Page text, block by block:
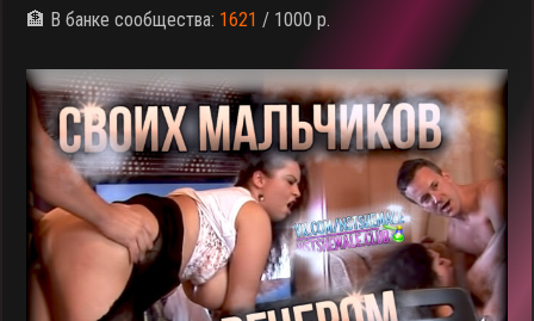
🏦 В банке сообщества: 1621 / 1000 р.